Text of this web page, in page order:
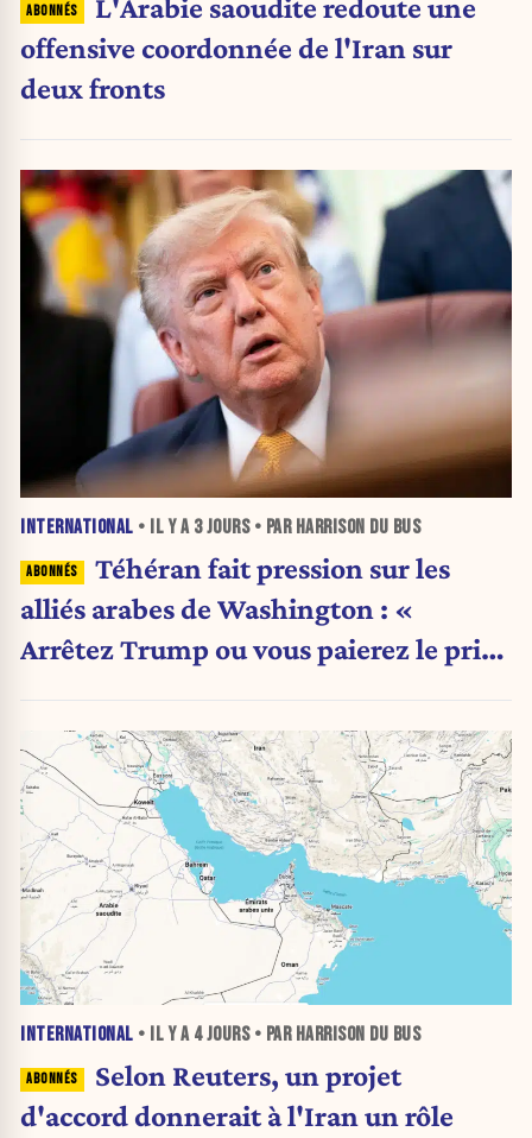
L'Arabie saoudite redoute une
offensive coordonnée de l'Iran sur
deux fronts
INTERNATIONAL • IL Y A 3 JOURS• PAR HARRISON DU BUS
Téhéran fait pression sur les
alliés arabes de Washington : «
Arrêtez Trump ou vous paierez le prix
INTERNATIONAL • IL Y A 4 JOURS• PAR HARRISON DU BUS
Selon Reuters, un projet
d'accord donnerait à l'Iran un rôle